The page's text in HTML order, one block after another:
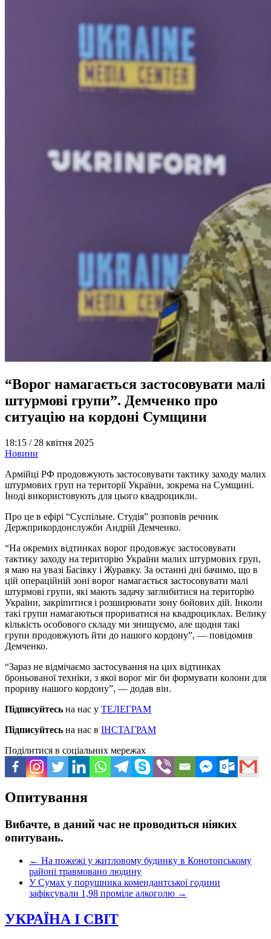
“Ворог намагається застосовувати малі
штурмові групи”. Демченко про
ситуацію на кордоні Сумщини
18:15 / 28 квітня 2025
Новини
Армійці РФ продовжують застосовувати тактику заходу малих
штурмових груп на території України, зокрема на Сумщині.
Іноді використовують для цього квадроцикли.
Про це в ефірі “Суспільне. Студія” розповів речник
Держприкордонслужби Андрій Демченко.
“На окремих відтинках ворог продовжує застосовувати
тактику заходу на територію України малих штурмових груп,
я маю на увазі Басівку і Журавку. За останні дні бачимо, що в
цій операційній зоні ворог намагається застосовувати малі
штурмові групи, які мають задачу заглибитися на територію
України, закріпитися і розширювати зону бойових дій. Інколи
такі групи намагаються прориватися на квадроциклах. Велику
кількість особового складу ми знищуємо, але щодня такі
групи продовжують йти до нашого кордону”, — повідомив
Демченко.
“Зараз не відмічаємо застосування на цих відтинках
броньованої техніки, з якої ворог міг би формувати колони для
прориву нашого кордону”, — додав він.
Підписуйтесь на нас у ТЕЛЕГРАМ
Підписуйтесь на нас в ІНСТАГРАМ
Поділитися в соціальних мережах
Опитування
Вибачте, в даний час не проводиться ніяких
опитувань.
← На пожежі у житловому будинку в Конотопському
районі травмовано людину
У Сумах у порушника комендантської години
зафіксували 1,98 проміле алкоголю →
УКРАЇНА І СВІТ